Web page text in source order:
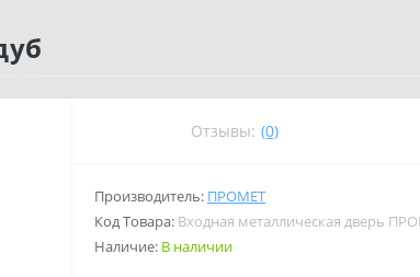
Отзывы: (0)
Производитель: ПРОМЕТ
Код Товара: Входная металлическая дверь
Наличие: В наличии